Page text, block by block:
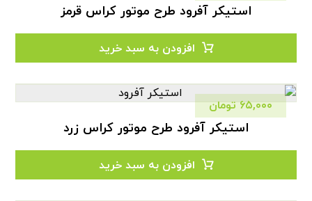
استیکر آفرود طرح موتور کراس قرمز
افزودن به سبد خرید
استیکر آفرود طرح موتور کراس زرد
۶۵,۰۰۰ تومان
افزودن به سبد خرید